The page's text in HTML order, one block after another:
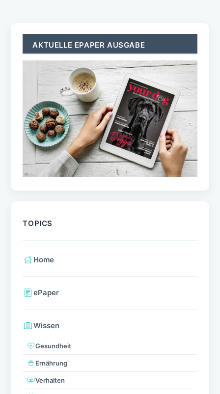
AKTUELLE EPAPER AUSGABE
TOPICS
Home
ePaper
Wissen
Gesundheit
Ernährung
Verhalten